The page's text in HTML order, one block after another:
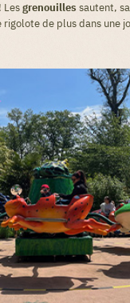
Lesgrenouilles sautent,
de plus dans une